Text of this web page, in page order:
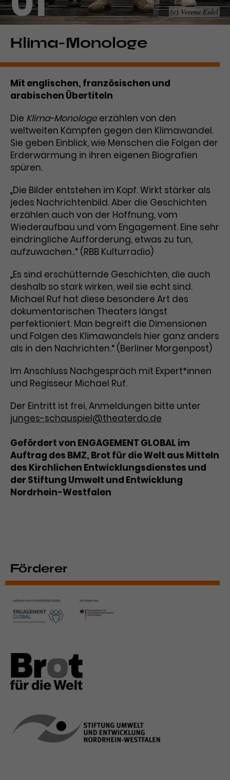
Laufzeit 1 Tag
Dieses Cookie wird von Google
Analytics installiert. Das Cookie
wird verwendet, um Informationen
Besucher*innen eine Website
nutzen, und hilft bei der Erstellung
Performance der Website. Die
erhobenen Daten umfassen in
anonymisierter Form die Anzahl
der Besuche, die Quelle, aus der sie
stammen, und die besuchten
Name _gat_UA-63561367-1
Anbieter Google Analytics
Laufzeit 1 Minute
Zweck
Das ist ein von Google Analytics
gesetztes Cookie. Bestimmte
Daten werden nur maximal einmal
pro Minute an Google Analytics
gesendet. Solange es gesetzt ist,
werden bestimmte
unterbunden.
Name _gcl_aw
Anbieter Google Ads
Laufzeit 3 Monate
Zweck
Informationen zu Werbeklicks und
dient der Zuordnung von
Conversions zu Google Ads-
Kampagnen.
Name _gcl_dc
Anbieter Google / DoubleClick
Laufzeit 3 Monate
Zweck
Nutzerinteraktionen mit
Werbeanzeigen zu messen und
Remarketing-Funktionen
bereitzustellen.
Anbieter Google / DoubleClick
Laufzeit 1 Jahr
Zweck
personalisierter Werbung und
misst die Wirksamkeit von
Werbekampagnen über
verschiedene Websites hinweg.
(c) Verena Eidel
Klima-Monologe
Mit englischen, französischen und
arabischen Übertiteln
Die Klima-Monologeerzählen von den
weltweiten Kämpfen gegen den Klimawandel.
Sie geben Einblick, wie Menschen die Folgen der
Erderwärmung in ihren eigenen Biografien
spüren.
„Die Bilder entstehen im Kopf. Wirkt stärker als
jedes Nachrichtenbild. Aber die Geschichten
erzählen auch von der Hoffnung, vom
Wiederaufbau und vom Engagement. Eine sehr
eindringliche Aufforderung, etwas zu tun,
aufzuwachen..“ (RBB Kulturradio)
„Es sind erschütternde Geschichten, die auch
deshalb so stark wirken, weil sie echt sind.
Michael Ruf hat diese besondere Art des
dokumentarischen Theaters längst
perfektioniert. Man begreift die Dimensionen
und Folgen des Klimawandels hier ganz anders
als in den Nachrichten.“ (Berliner Morgenpost)
Im Anschluss Nachgespräch mit Expert*innen
und Regisseur Michael Ruf.
Der Eintritt ist frei, Anmeldungen bitte unter
junges-schauspiel@theaterdo.de
Gefördert von ENGAGEMENT GLOBAL im
Auftrag des BMZ, Brot für die Welt aus Mitteln
des Kirchlichen Entwicklungsdienstes und
der Stiftung Umwelt und Entwicklung
Nordrhein-Westfalen
Förderer